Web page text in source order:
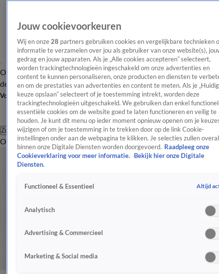
OverzichtAfleveringen Entertainment TV Algemeen
Tip
de redactieNieuwsbrief
Volg Shownieuws
Zoeken
OverzichtEntertainmentSpraakmakendRealityCrimeVideo's
Jouw cookievoorkeuren
Wij en onze 28 partners gebruiken cookies en vergelijkbare technieken
informatie te verzamelen over jou als gebruiker van onze website(s),
gedrag en jouw apparaten. Als je „Alle cookies accepteren” selecteert,
worden trackingtechnologieën ingeschakeld om onze advertenties en
content te kunnen personaliseren, onze producten en diensten te
en om de prestaties van advertenties en content te meten. Als je
keuze opslaan” selecteert of je toestemming intrekt, worden deze
trackingtechnologieën uitgeschakeld. We gebruiken dan enkel
essentiële cookies om de website goed te laten functioneren en veilig te
houden. Je kunt dit menu op ieder moment opnieuw openen om je
wijzigen of om je toestemming in te trekken door op de link Cookie-
instellingen onder aan de webpagina te klikken. Je selecties zullen overal
binnen onze Digitale Diensten worden doorgevoerd. Raadpleeg onze
Cookieverklaring voor meer informatie.
Bekijk hier onze Digitale
Diensten.
Functioneel & Essentieel Altijd
Analytisch
Advertising & Commercieel
Marketing & Social media